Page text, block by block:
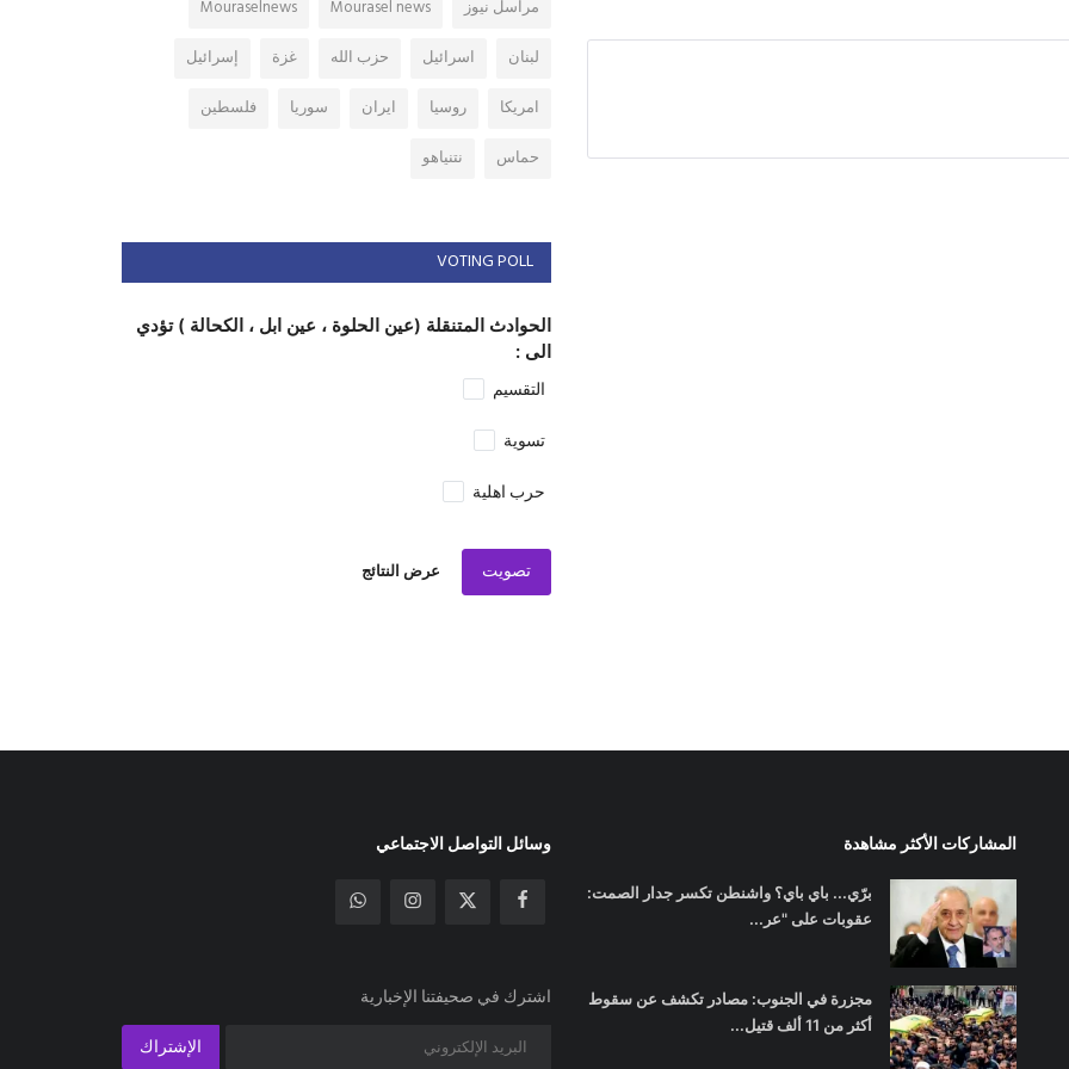
مراسل نيوز Mourasel news
Mouraselnews
لبنان
اسرائيل حزب الله غزة
إسرائيل
امريكا
روسيا ايران سوريا
فلسطين
حماس
نتنياهو
VOTING POLL
الحوادث المتنقلة (عين الحلوة ، عين ابل ، الكحالة ) تؤدي
الى :
التقسيم
تسوية
حرب اهلية
تصويت عرض النتائج
المشاركات الأكثر مشاهدة
برّي... باي باي؟ واشنطن تكسر جدار الصمت:
عقوبات على "عر...
مجزرة في الجنوب: مصادر تكشف عن سقوط
أكثر من 11 ألف قتيل...
وسائل التواصل الاجتماعي
اشترك في صحيفتنا الإخبارية
الإشتراك